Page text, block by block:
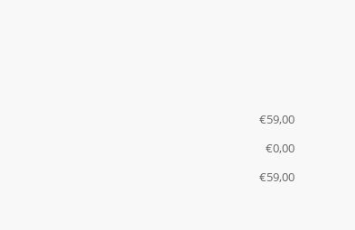
€‎59,00
€‎0,00
€‎59,00